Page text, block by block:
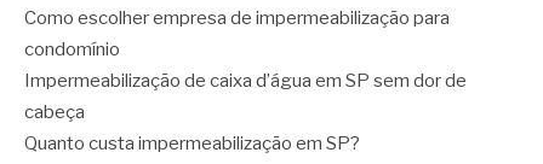
Como escolher empresa de impermeabilização para
condomínio
Impermeabilização de caixa d’água em SP sem dor de
cabeça
Quanto custa impermeabilização em SP?